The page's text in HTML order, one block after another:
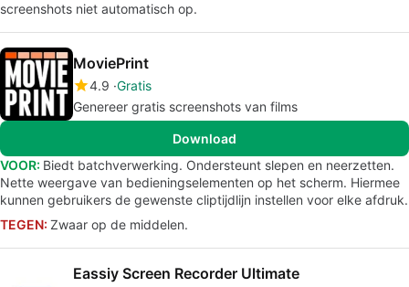
screenshots niet automatisch op.
MoviePrint
4.9 Gratis
Genereer gratis screenshots van films
Download
VOOR: Biedt batchverwerking. Ondersteunt slepen en neerzetten.
Nette weergave van bedieningselementen op het scherm. Hiermee
kunnen gebruikers de gewenste cliptijdlijn instellen voor elke afdruk.
TEGEN: Zwaar op de middelen.
Eassiy Screen Recorder Ultimate